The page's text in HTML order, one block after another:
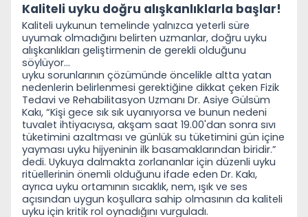
Kaliteli uyku doğru alışkanlıklarla başlar!
Kaliteli uykunun temelinde yalnızca yeterli süre
uyumak olmadığını belirten uzmanlar, doğru uyku
alışkanlıkları geliştirmenin de gerekli olduğunu
söylüyor…
uyku sorunlarının çözümünde öncelikle altta yatan
nedenlerin belirlenmesi gerektiğine dikkat çeken Fizik
Tedavi ve Rehabilitasyon Uzmanı Dr. Asiye Gülsüm
Kakı, “Kişi gece sık sık uyanıyorsa ve bunun nedeni
tuvalet ihtiyacıysa, akşam saat 19.00'dan sonra sıvı
tüketimini azaltması ve günlük su tüketimini gün içine
yayması uyku hijyeninin ilk basamaklarından biridir.”
dedi. Uykuya dalmakta zorlananlar için düzenli uyku
ritüellerinin önemli olduğunu ifade eden Dr. Kakı,
ayrıca uyku ortamının sıcaklık, nem, ışık ve ses
açısından uygun koşullara sahip olmasının da kaliteli
uyku için kritik rol oynadığını vurguladı.